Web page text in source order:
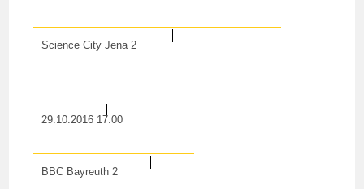
Science City Jena 2
29.10.2016 17:00
BBC Bayreuth 2